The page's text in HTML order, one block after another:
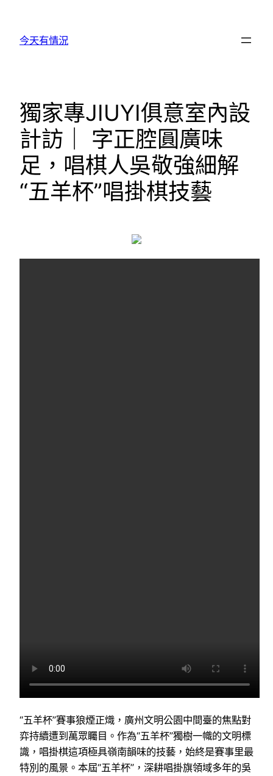
今天有情況
獨家專JIUYI俱意室內設
計訪｜ 字正腔圓廣味
足，唱棋人吳敬強細解
“五羊杯”唱掛棋技藝
“五羊杯”賽事狼煙正熾，廣州文明公園中間臺的焦點對
弈持續遭到萬眾矚目。作為“五羊杯”獨樹一幟的文明標
識，唱掛棋這項極具嶺南韻味的技藝，始終是賽事里最
特別的風景。本屆“五羊杯”，深耕唱掛旗領域多年的吳